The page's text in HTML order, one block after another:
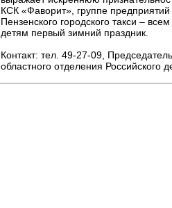
КСК «Фаворит», группе
Пензенского городского такси –
детям первый зимний праздник.
Контакт: тел. 49-27-09,
областного отделения Российского